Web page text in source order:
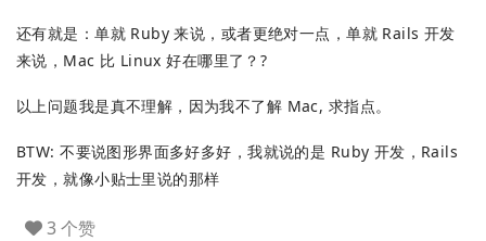
还有就是：单就 Ruby 来说，或者更绝对一点，单就 Rails 开发
来说，Mac 比 Linux 好在哪里了？?
以上问题我是真不理解，因为我不了解 Mac, 求指点。
BTW: 不要说图形界面多好多好，我就说的是 Ruby 开发，Rails
开发，就像小贴士里说的那样
3 个赞